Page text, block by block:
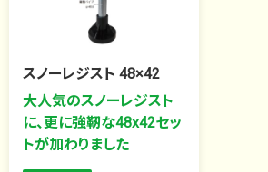
スノーレジスト 48×42
大人気のスノーレジスト
に、更に強靭な48x42セッ
トが加わりました